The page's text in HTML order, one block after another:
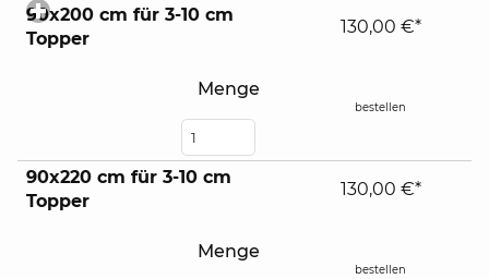
expand
90x200 cm für 3-10 cm
Topper
Menge
130,00 €*
bestellen
90x220 cm für 3-10 cm
Topper
Menge
130,00 €*
bestellen